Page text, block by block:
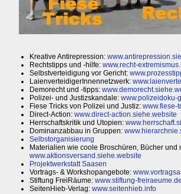
Kreative Antirepression:
Rechtstipps und -hilfe: www.recht-
Selbstverteidigung vor Gericht:
LaienverteidigerInnennetzwerk:
Demorecht und -tipps:
Polizei- und Justizskandale: www.polizeidoku-
Fiese Tricks von Polizei und Justiz: www.fiese-
Direct-Action: www.direct-action.siehe.website
Herrschaftskritik und Utopien:
Dominanzabbau in Gruppen:
Selbstorganisierung
Materialien wie coole Broschüren, Bücher und
www.aktionsversand.siehe.website
Projektwerkstatt Saasen
Vortrags- & Workshopangebote:
Stiftung FreiRäume: www.stiftung-freiraeume.de
SeitenHieb-Verlag: www.seitenhieb.info